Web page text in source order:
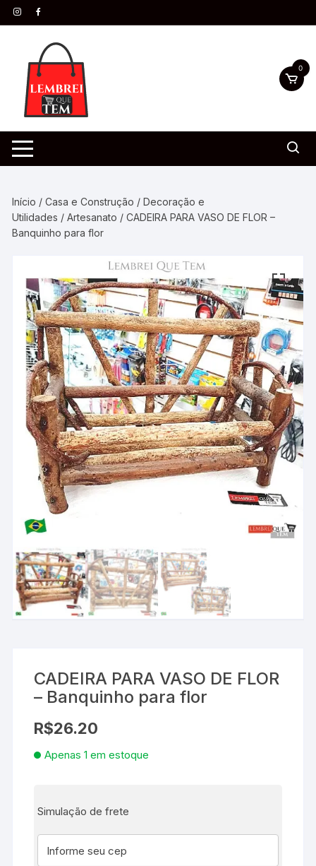
0
Início /Casa e Construção /Decoração e
Utilidades /Artesanato / CADEIRA PARA VASO DE FLOR –
Banquinho para flor
CADEIRA PARA VASO DE FLOR
– Banquinho para flor
R$26.20
Apenas 1 em estoque
Simulação de frete